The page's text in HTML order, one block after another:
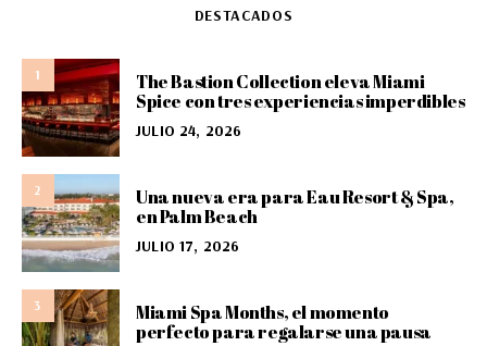
DESTACADOS
1
The Bastion Collection eleva Miami
Spice con tres experiencias imperdibles
JULIO 24, 2026
2
Una nueva era para Eau Resort & Spa,
en Palm Beach
JULIO 17, 2026
3
Miami Spa Months, el momento
perfecto para regalarse una pausa